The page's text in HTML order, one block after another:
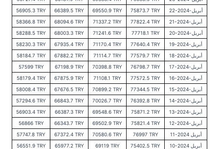
56905.3 TRY
66389.5 TRY 69550.9 TRY 75873.7 TRY
22-أبريل-2024
58366.8 TRY
68094.6 TRY 71337.2 TRY 77822.4 TRY
21-أبريل-2024
58288.5 TRY
68003.3 TRY 71241.6 TRY 77718.1 TRY
20-أبريل-2024
58230.3 TRY
67935.4 TRY 71170.4 TRY 77640.4 TRY
19-أبريل-2024
58184.7 TRY
67882.2 TRY 71114.7 TRY 77579.7 TRY
18-أبريل-2024
57599 TRY
67198.9 TRY 70398.8 TRY 76798.7 TRY
17-أبريل-2024
58179.4 TRY
67875.9 TRY 71108.1 TRY 77572.5 TRY
16-أبريل-2024
58008.4 TRY
67676.5 TRY 70899.2 TRY 77344.5 TRY
15-أبريل-2024
57294.6 TRY
66843.7 TRY 70026.7 TRY 76392.8 TRY
14-أبريل-2024
56903.4 TRY
66387.3 TRY 69548.6 TRY 75871.2 TRY
13-أبريل-2024
56866 TRY
66343.7 TRY 69502.9 TRY 75821.4 TRY
12-أبريل-2024
57747.8 TRY
67372.4 TRY 70580.6 TRY 76997 TRY
11-أبريل 2024
56551.9 TRY
65977.2 TRY 69119 TRY 75402.5 TRY
10-أبريل 2024